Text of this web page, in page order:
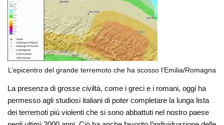
L’epicentro del grande terremoto che ha scosso l’Emilia/Romagna
La presenza di grosse civiltà, come i greci e i romani, oggi ha
permesso agli studiosi italiani di poter completare la lunga lista
dei terremoti più violenti che si sono abbattuti nel nostro paese